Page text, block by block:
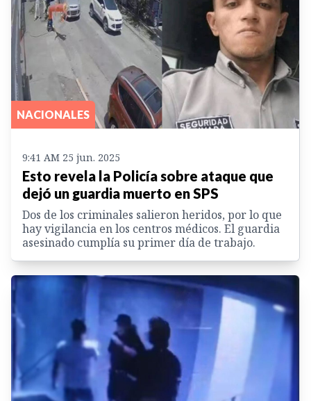
NACIONALES
9:41 AM 25 jun. 2025
Esto revela la Policía sobre ataque que
dejó un guardia muerto en SPS
Dos de los criminales salieron heridos, por lo que
hay vigilancia en los centros médicos. El guardia
asesinado cumplía su primer día de trabajo.